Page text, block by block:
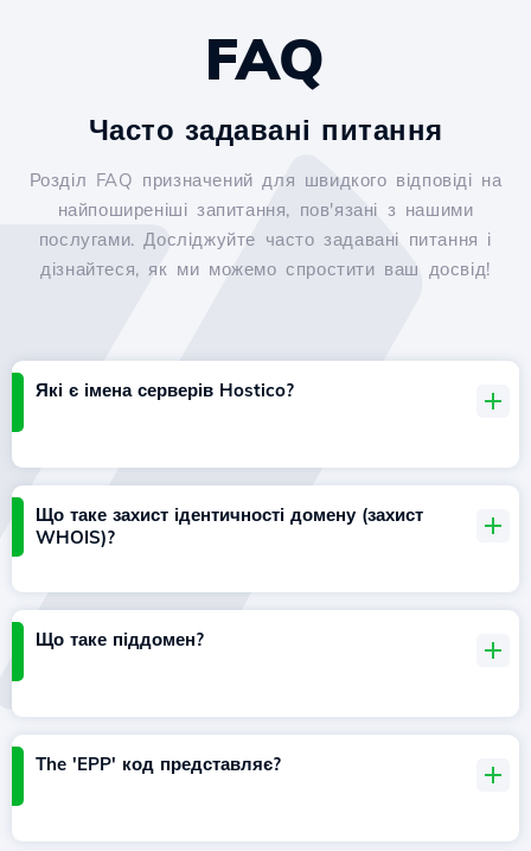
FAQ
Часто задавані питання
Розділ FAQ призначений для швидкого відповіді на
найпоширеніші запитання, пов'язані з нашими
послугами. Досліджуйте часто задавані питання і
дізнайтеся, як ми можемо спростити ваш досвід!
Які є імена серверів Hostico?
Що таке захист ідентичності домену (захист
WHOIS)?
Що таке піддомен?
The 'EPP' код представляє?